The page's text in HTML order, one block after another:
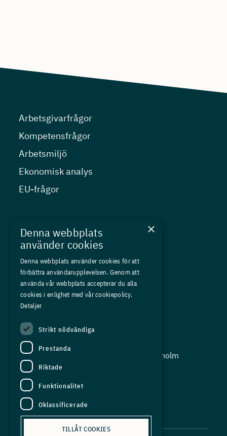
Arbetsgivarfrågor
Kompetensfrågor
Arbetsmiljö
Ekonomisk analys
EU-frågor
Kurser
Medlemskap
Om oss
Press
In English
Adress:
Storgatan 19, Box 5501, 114 85 Stockholm
Organisationsnummer:
556625 - 8389
E-post:
info@industriarbetsgivarna.se
×
Denna webbplats
använder cookies
Denna webbplats använder cookies för att
förbättra användarupplevelsen. Genom att
använda vår webbplats accepterar du alla
cookies i enlighet med vår cookiepolicy.
Detaljer
Strikt nödvändiga
Prestanda
Riktade
Funktionalitet
Oklassificerade
TILLÅT COOKIES